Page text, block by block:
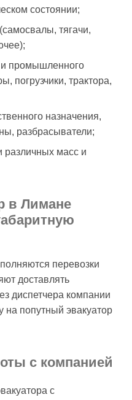
состоянии;
тягачи,
и промышленного
погрузчики, трактора,
назначения,
разбрасыватели;
различных масс и
в Лимане
перевозки
доставлять
диспетчера компании
попутный эвакуатор
с компанией
с